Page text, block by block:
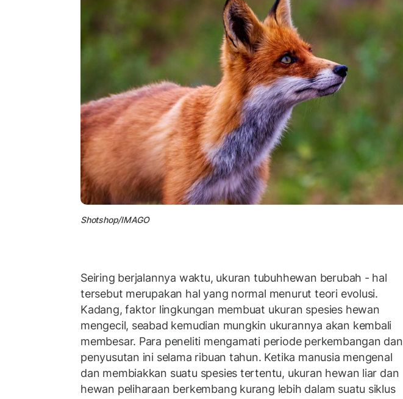
Shotshop/IMAGO
Seiring berjalannya waktu, ukuran tubuhhewan berubah - hal
tersebut merupakan hal yang normal menurut teori evolusi.
Kadang, faktor lingkungan membuat ukuran spesies hewan
mengecil, seabad kemudian mungkin ukurannya akan kembali
membesar. Para peneliti mengamati periode perkembangan dan
penyusutan ini selama ribuan tahun. Ketika manusia mengenal
dan membiakkan suatu spesies tertentu, ukuran hewan liar dan
hewan peliharaan berkembang kurang lebih dalam suatu siklus